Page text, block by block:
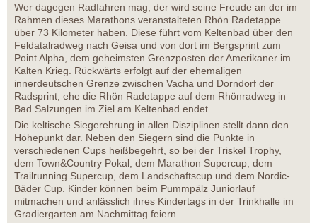
Wer dagegen Radfahren mag, der wird seine Freude an der im
Rahmen dieses Marathons veranstalteten Rhön Radetappe
über 73 Kilometer haben. Diese führt vom Keltenbad über den
Feldatalradweg nach Geisa und von dort im Bergsprint zum
Point Alpha, dem geheimsten Grenzposten der Amerikaner im
Kalten Krieg. Rückwärts erfolgt auf der ehemaligen
innerdeutschen Grenze zwischen Vacha und Dorndorf der
Radsprint, ehe die Rhön Radetappe auf dem Rhönradweg in
Bad Salzungen im Ziel am Keltenbad endet.
Die keltische Siegerehrung in allen Disziplinen stellt dann den
Höhepunkt dar. Neben den Siegern sind die Punkte in
verschiedenen Cups heißbegehrt, so bei der Triskel Trophy,
dem Town&Country Pokal, dem Marathon Supercup, dem
Trailrunning Supercup, dem Landschaftscup und dem Nordic-
Bäder Cup. Kinder können beim Pummpälz Juniorlauf
mitmachen und anlässlich ihres Kindertags in der Trinkhalle im
Gradiergarten am Nachmittag feiern.